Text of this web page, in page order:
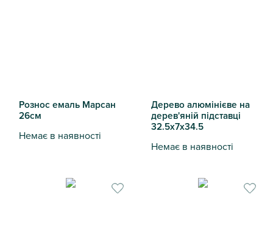
Рознос емаль Марсан
26см
Немає в наявності
Дерево алюмінієве на
дерев'яній підставці
32.5х7х34.5
Немає в наявності